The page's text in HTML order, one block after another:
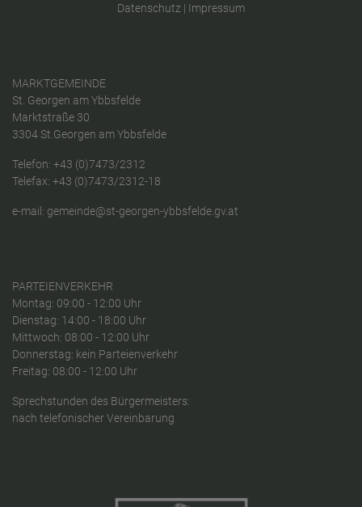
Datenschutz | Impressum
MARKTGEMEINDE
St. Georgen am Ybbsfelde
Marktstraße 30
3304 St.Georgen am Ybbsfelde
Telefon: +43 (0)7473/2312
Telefax: +43 (0)7473/2312-18
e-mail: gemeinde@st-georgen-ybbsfelde.gv.at
PARTEIENVERKEHR
Montag: 09:00 - 12:00 Uhr
Dienstag: 14:00 - 18:00 Uhr
Mittwoch: 08:00 - 12:00 Uhr
Donnerstag: kein Parteienverkehr
Freitag: 08:00 - 12:00 Uhr
Sprechstunden des Bürgermeisters:
nach telefonischer Vereinbarung